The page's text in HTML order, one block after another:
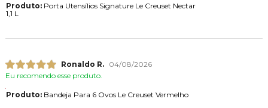
Produto:Porta Utensílios Signature Le Creuset Nectar
1,1 L
Ronaldo R.
04/08/2026
Eu recomendo esse produto.
Produto:Bandeja Para 6 Ovos Le Creuset Vermelho